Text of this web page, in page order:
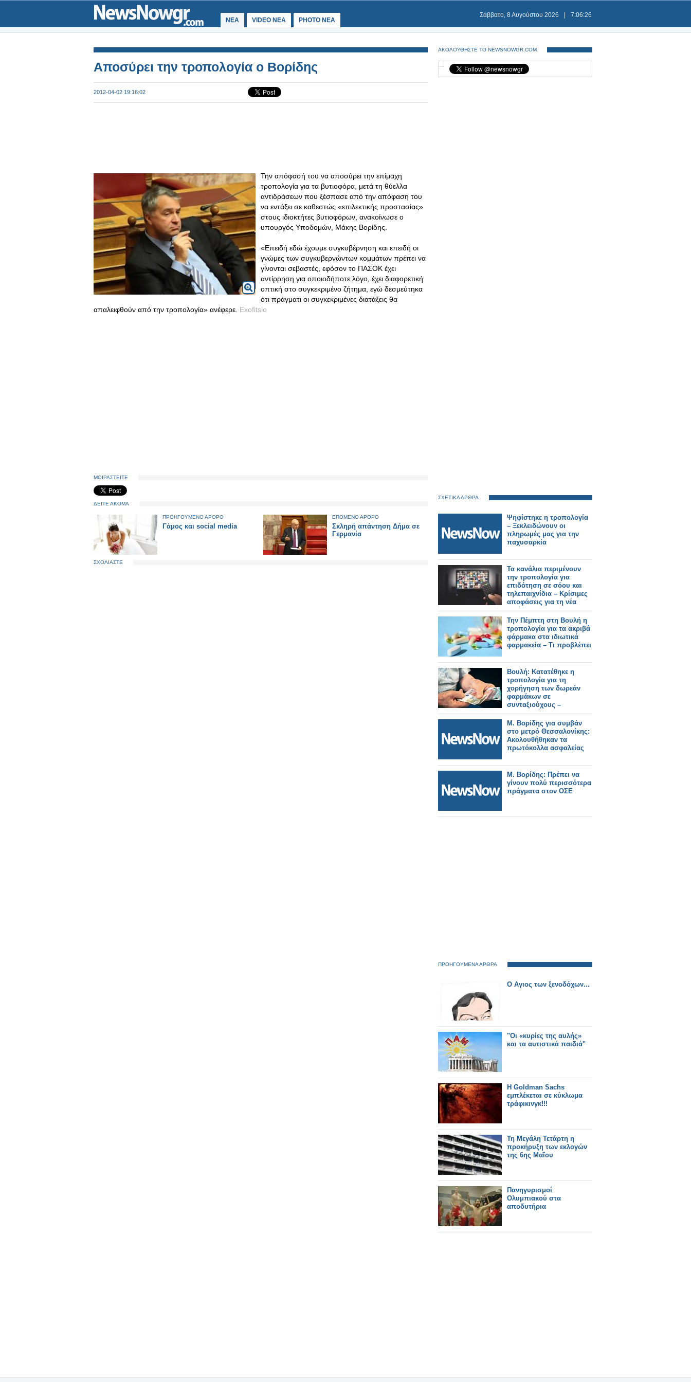
ΝΕΑ VIDEO NEA PHOTO NEA
Σάββατο, 8 Αυγούστου 2026 7:06:27
Aποσύρει την τροπολογία ο Βορίδης
2012-04-02 19:16:02
Την απόφασή του να αποσύρει την επίμαχη
τροπολογία για τα βυτιοφόρα, μετά τη θύελλα
αντιδράσεων που ξέσπασε από την απόφαση του
να εντάξει σε καθεστώς «επιλεκτικής προστασίας»
στους ιδιοκτήτες βυτιοφόρων, ανακοίνωσε ο
υπουργός Υποδομών, Μάκης Βορίδης.
«Επειδή εδώ έχουμε συγκυβέρνηση και επειδή οι
γνώμες των συγκυβερνώντων κομμάτων πρέπει να
γίνονται σεβαστές, εφόσον το ΠΑΣΟΚ έχει
αντίρρηση για οποιοδήποτε λόγο, έχει διαφορετική
οπτική στο συγκεκριμένο ζήτημα, εγώ δεσμεύτηκα
ότι πράγματι οι συγκεκριμένες διατάξεις θα
απαλειφθούν από την τροπολογία» ανέφερε. Exofitsio
ΜΟΙΡΑΣΤΕΙΤΕ
ΔΕΙΤΕ ΑΚΟΜΑ
ΠΡΟΗΓΟΥΜΕΝΟ ΑΡΘΡΟ
Γάμος και social media
ΕΠΟΜΕΝΟ ΑΡΘΡΟ
Σκληρή απάντηση Δήμα σε
Γερμανία
ΣΧΟΛΙΑΣΤΕ
ΑΚΟΛΟΥΘΗΣΤΕ ΤΟ NEWSNOWGR.COM
ΣΧΕΤΙΚΑ ΑΡΘΡΑ
Ψηφίστηκε η τροπολογία
– Ξεκλειδώνουν οι
πληρωμές μας για την
παχυσαρκία
Τα κανάλια περιμένουν
την τροπολογία για
επιδότηση σε σόου και
τηλεπαιχνίδια – Κρίσιμες
αποφάσεις για τη νέα
σεζόν
Την Πέμπτη στη Βουλή η
τροπολογία για τα ακριβά
φάρμακα στα ιδιωτικά
φαρμακεία – Τι προβλέπει
Βουλή: Κατατέθηκε η
τροπολογία για τη
χορήγηση των δωρεάν
φαρμάκων σε
συνταξιούχους –
Τριπλασιάζονται οι
δικαιούχοι
Μ. Βορίδης για συμβάν
στο μετρό Θεσσαλονίκης:
Ακολουθήθηκαν τα
πρωτόκολλα ασφαλείας
Μ. Βορίδης: Πρέπει να
γίνουν πολύ περισσότερα
πράγματα στον ΟΣΕ
ΠΡΟΗΓΟΥΜΕΝΑ ΑΡΘΡΑ
Ο Αγιος των ξενοδόχων...
"Οι «κυρίες της αυλής»
και τα αυτιστικά παιδιά"
Η Goldman Sachs
εμπλέκεται σε κύκλωμα
τράφικινγκ!!!
Τη Μεγάλη Τετάρτη η
προκήρυξη των εκλογών
της 6ης Μαΐου
Πανηγυρισμοί
Ολυμπιακού στα
αποδυτήρια